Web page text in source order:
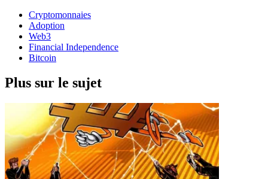
Cryptomonnaies
Adoption
Web3
Financial Independence
Bitcoin
Plus sur le sujet